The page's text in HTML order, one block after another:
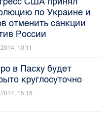
по Украине и
отменить санкции
России
10:11
в Пасху будет
круглосуточно
15:18